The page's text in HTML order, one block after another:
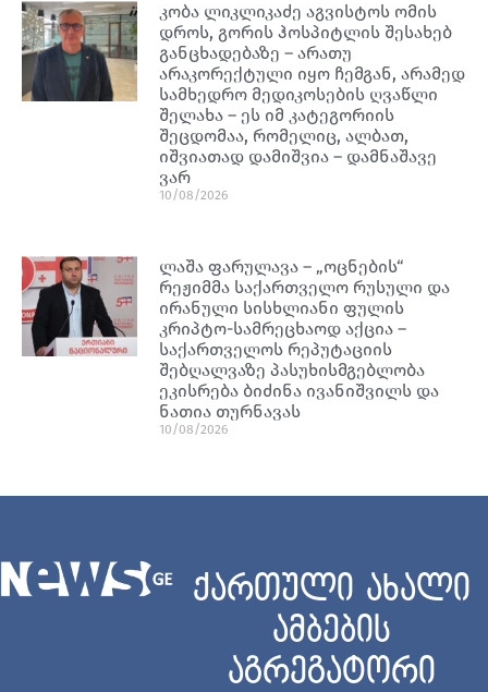
კობა ლიკლიკაძე აგვისტოს ომის
დროს, გორის ჰოსპიტლის შესახებ
განცხადებაზე – არათუ
არაკორექტული იყო ჩემგან, არამედ
სამხედრო მედიკოსების ღვაწლი
შელახა – ეს იმ კატეგორიის
შეცდომაა, რომელიც, ალბათ,
იშვიათად დამიშვია – დამნაშავე
ვარ
10/08/2026
ლაშა ფარულავა – „ოცნების“
რეჟიმმა საქართველო რუსული და
ირანული სისხლიანი ფულის
კრიპტო-სამრეცხაოდ აქცია –
საქართველოს რეპუტაციის
შებღალვაზე პასუხისმგებლობა
ეკისრება ბიძინა ივანიშვილს და
ნათია თურნავას
10/08/2026
ქართული ახალი
ამბების
აგრეგატორი